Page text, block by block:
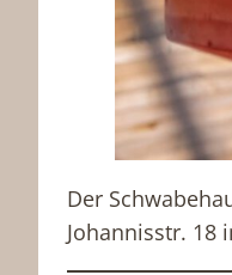
Der
Johannisstr. 18